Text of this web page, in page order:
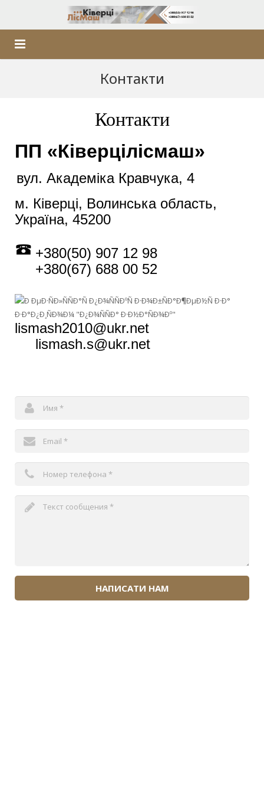
Верстати Брусувальні
Верстати Багатопилкові
Версати Торцювальні
Верстати Обрізні
Машини Дробильні
Б/В Обладнання
Виробництво та з/п
Комплектуючі
Контакти
Контакти
Контакти
ПП «Ківерцілісмаш»
вул. Академіка Кравчука, 4
м. Ківерці, Волинська область,
Україна, 45200
+380(50) 907 12 98
+380(67) 688 00 52
lismash2010@ukr.net
lismash.s@ukr.net
НАПИСАТИ НАМ